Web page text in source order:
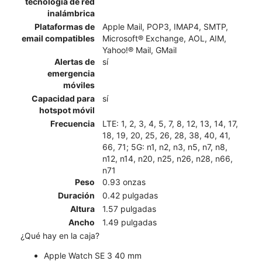
inalámbrica
Plataformas de
email compatibles
Apple Mail, POP3, IMAP4, SMTP,
Microsoft® Exchange, AOL, AIM,
Yahoo!® Mail, GMail
Alertas de
emergencia
móviles
sí
Capacidad para
hotspot móvil
sí
Frecuencia
LTE: 1, 2, 3, 4, 5, 7, 8, 12, 13, 14, 17,
18, 19, 20, 25, 26, 28, 38, 40, 41,
66, 71; 5G: n1, n2, n3, n5, n7, n8,
n12, n14, n20, n25, n26, n28, n66,
n71
Peso
0.93 onzas
Duración
0.42 pulgadas
Altura
1.57 pulgadas
Ancho
1.49 pulgadas
¿Qué hay en la caja?
Apple Watch SE 3 40 mm